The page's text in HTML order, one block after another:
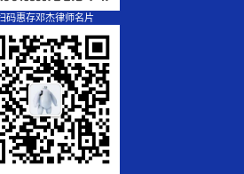
码惠存邓杰律师名片